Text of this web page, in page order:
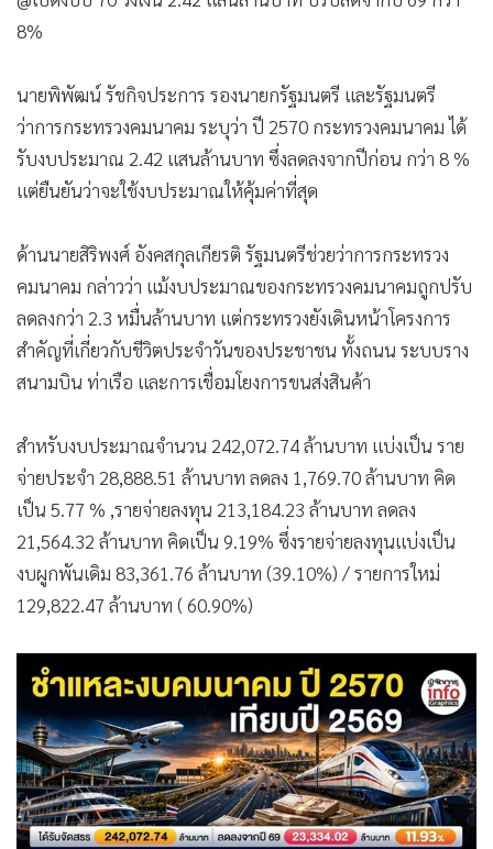
8%
นายพิพัฒน์ รัชกิจประการ รองนายกรัฐมนตรี และรัฐมนตรี
ว่าการกระทรวงคมนาคม ระบุว่า ปี 2570 กระทรวงคมนาคม ได้
รับงบประมาณ 2.42 แสนล้านบาท ซึ่งลดลงจากปีก่อน กว่า 8 %
แต่ยืนยันว่าจะใช้งบประมาณให้คุ้มค่าที่สุด
ด้านนายสิริพงศ์ อังคสกุลเกียรติ รัฐมนตรีช่วยว่าการกระทรวง
คมนาคม กล่าวว่า แม้งบประมาณของกระทรวงคมนาคมถูกปรับ
ลดลงกว่า 2.3 หมื่นล้านบาท แต่กระทรวงยังเดินหน้าโครงการ
สำคัญที่เกี่ยวกับชีวิตประจำวันของประชาชน ทั้งถนน ระบบราง
สนามบิน ท่าเรือ และการเชื่อมโยงการขนส่งสินค้า
สำหรับงบประมาณจำนวน 242,072.74 ล้านบาท แบ่งเป็น ราย
จ่ายประจำ 28,888.51 ล้านบาท ลดลง 1,769.70 ล้านบาท คิด
เป็น 5.77 % ,รายจ่ายลงทุน 213,184.23 ล้านบาท ลดลง
21,564.32 ล้านบาท คิดเป็น 9.19% ซึ่งรายจ่ายลงทุนแบ่งเป็น
งบผูกพันเดิม 83,361.76 ล้านบาท (39.10%) / รายการใหม่
129,822.47 ล้านบาท ( 60.90%)